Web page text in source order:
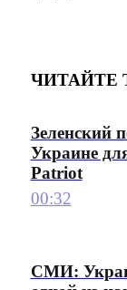
ЧИТАЙТЕ
Зеленский
Украине
Patriot
00:32
СМИ: